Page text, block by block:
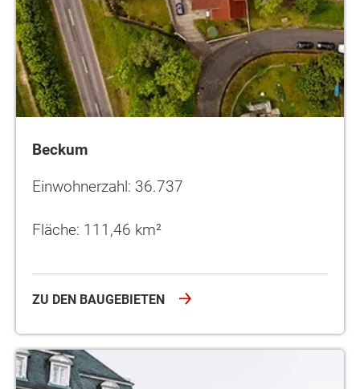
Beckum
Einwohnerzahl: 36.737
Fläche: 111,46 km²
ZU DEN BAUGEBIETEN
Beelen